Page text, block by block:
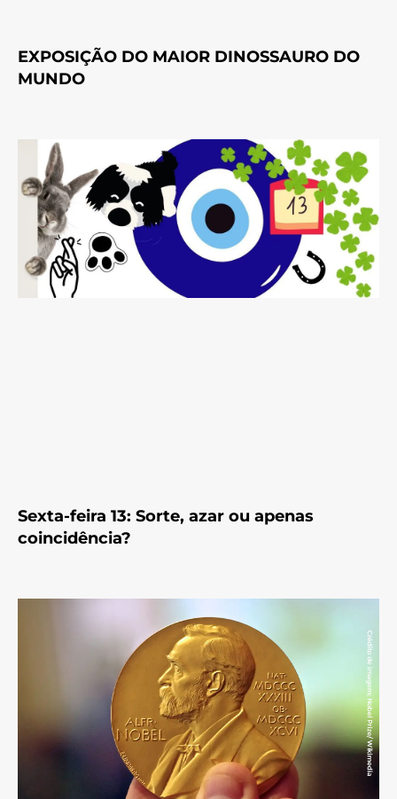
EXPOSIÇÃO DO MAIOR DINOSSAURO DO
MUNDO
Sexta-feira 13: Sorte, azar ou apenas
coincidência?